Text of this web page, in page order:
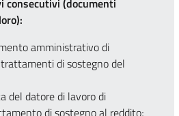
amministrativo di
di sostegno del
del datore di lavoro di
di sostegno al reddito;